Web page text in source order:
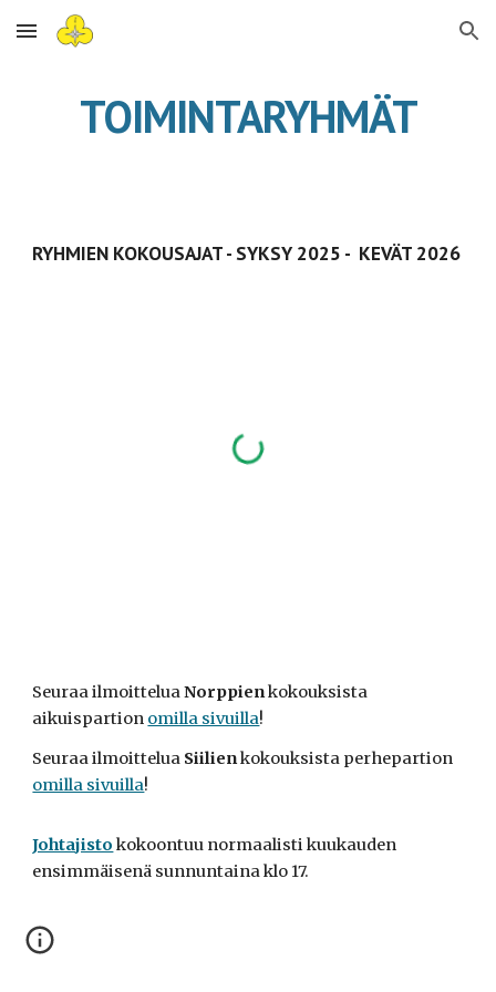
Skip to main content Skip to navigation
TOIMINTARYHMÄT
RYHMIEN KOKOUSAJAT - SYKSY 2025 - KEVÄT 2026
Seuraa ilmoitteluaNorppienkokouksista
aikuispartion omilla sivuilla!
Seuraa ilmoittelua Siilienkokouksista perhepartion
omilla sivuilla!
Johtajisto kokoontuu normaalisti kuukauden
ensimmäisenä sunnuntaina klo 17.